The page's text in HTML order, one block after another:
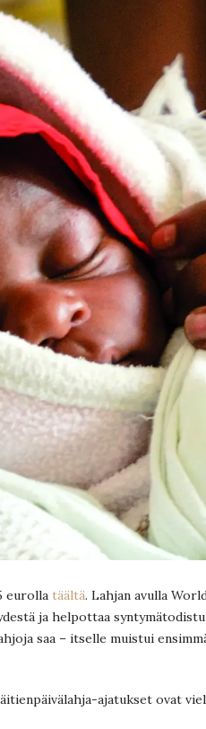
eurolla täältä. Lahjan avulla
ja helpottaa
saa – itselle muistui
ajatukset ovat